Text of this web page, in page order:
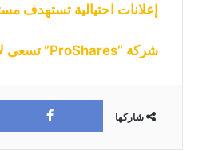
إعلانات احتيالية تستهدف
شركة “ProShares” تسعى لإطلاق صناديق متداولة مقومة بالبيتكوين
شاركها